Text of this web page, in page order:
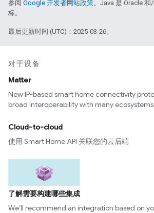
参阅 Google 开发者网站政策。Java 是 Oracle
标。
最后更新时间 (UTC)：2025-03-26。
对于设备
Matter
New IP-based smart home connectivity
broad interoperability with many ecosystems
Cloud-to-cloud
使用 Smart Home API 关联您的云后端
了解需要构建哪些集成
We’ll recommend an integration based on